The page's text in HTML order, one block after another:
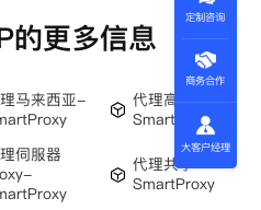
的更多信息
马来西亚-
代理高匿-
SmartProxy
伺服器
代理共享-
SmartProxy
定制咨询
商务合作
大客户经理